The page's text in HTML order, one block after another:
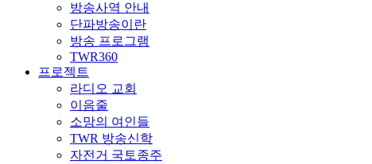
방송사역 안내
단파방송이란
방송 프로그램
TWR360
프로젝트
라디오 교회
이음줄
소망의 여인들
TWR 방송신학
자전거 국토종주